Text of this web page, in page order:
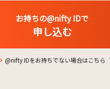
お持ちの@nifty IDで
申し込む
@nifty IDをお持ちでない場合はこちら